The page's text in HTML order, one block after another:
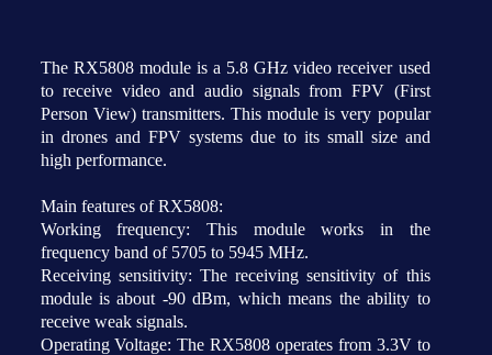
The RX5808 module is a 5.8 GHz video receiver used
to receive video and audio signals from FPV (First
Person View) transmitters. This module is very popular
in drones and FPV systems due to its small size and
high performance.
Main features of RX5808:
Working frequency: This module works in the
frequency band of 5705 to 5945 MHz.
Receiving sensitivity: The receiving sensitivity of this
module is about -90 dBm, which means the ability to
receive weak signals.
Operating Voltage: The RX5808 operates from 3.3V to